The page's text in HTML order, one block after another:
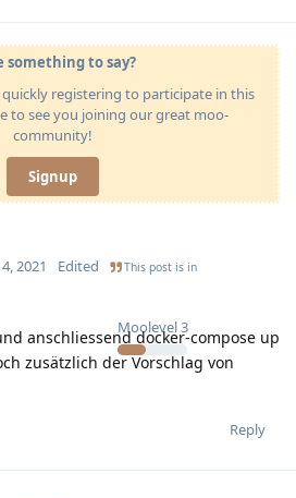
something to say?
registering to participate in this
to see you joining our great moo-
community!
Signup
Moolevel3
2021 Edited This post is in
anschliessend docker-compose up
zusätzlich der Vorschlag von
Reply